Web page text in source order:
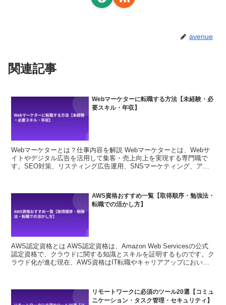
avenue
関連記事
Webマーケターに転職する方法【未経験・必
要スキル・年収】
Webマーケターとは？仕事内容を解説 Webマーケターとは、Webサ
イトやデジタル広告を活用して集客・売上向上を実現する専門職で
す。SEO対策、リスティング広告運用、SNSマーケティング、アク
AWS資格おすすめ一覧【取得順序・勉強法・
転職での活かし方】
AWS認定資格とは AWS認定資格は、Amazon Web Servicesの公式
認定資格で、クラウドに関する知識とスキルを証明するものです。ク
ラウド化が進む現在、AWS資格はIT転職やキャリアアップにおいて
リモートワークに必須のツール20選【コミュ
ニケーション・タスク管理・セキュリティ】